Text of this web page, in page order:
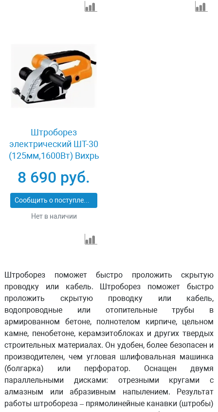
Штроборез
электрический ШТ-30
(125мм,1600Вт) Вихрь
8 690 руб.
Сообщить о поступлении
Нет в наличии
Штроборез поможет быстро проложить скрытую
проводку или кабель. Штроборез поможет быстро
проложить скрытую проводку или кабель,
водопроводные или отопительные трубы в
армированном бетоне, полнотелом кирпиче, цельном
камне, пенобетоне, керамзитоблоках и других твердых
строительных материалах. Он удобен, более безопасен и
производителен, чем угловая шлифовальная машинка
(болгарка) или перфоратор. Оснащен двумя
параллельными дисками: отрезными кругами с
алмазным или абразивным напылением. Результат
работы штробореза – прямолинейные канавки (штробы)